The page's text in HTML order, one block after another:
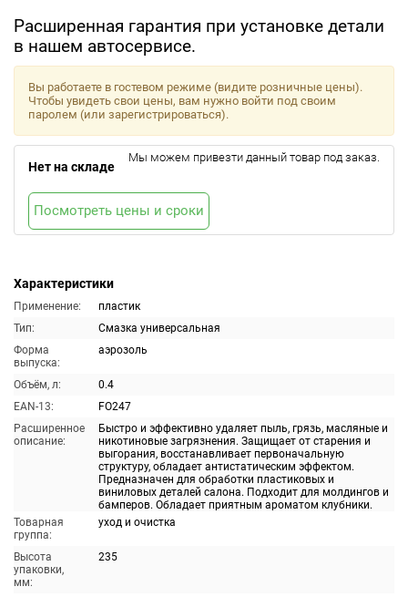
Расширенная гарантия при установке детали
в нашем автосервисе.
Характеристики
Применение:
пластик
Тип:
Смазка универсальная
Форма
выпуска:
аэрозоль
Объём, л:
0.4
EAN-13:
FO247
Расширенное
описание:
Быстро и эффективно удаляет пыль, грязь, масляные и
никотиновые загрязнения. Защищает от старения и
выгорания, восстанавливает первоначальную
структуру, обладает антистатическим эффектом.
Предназначен для обработки пластиковых и
виниловых деталей салона. Подходит для молдингов и
бамперов. Обладает приятным ароматом клубники.
Товарная
группа:
уход и очистка
Высота
упаковки,
мм:
235
Вы работаете в гостевом режиме (видите розничные цены).
Чтобы увидеть свои цены, вам нужно войти под своим
паролем (или зарегистрироваться).
Нет на складе
Мы можем привезти данный товар под заказ.
Посмотреть цены и сроки